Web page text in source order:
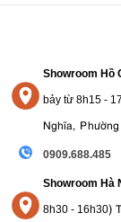
người dùng nạp
điện phổ biến như
động. Bên cạnh
như Godox
điện này giúp
trong studio hay
Showroom Hồ
bảy từ 8h15 -
Nghĩa,
0909.688.485
Showroom Hà
8h30 - 16h30)